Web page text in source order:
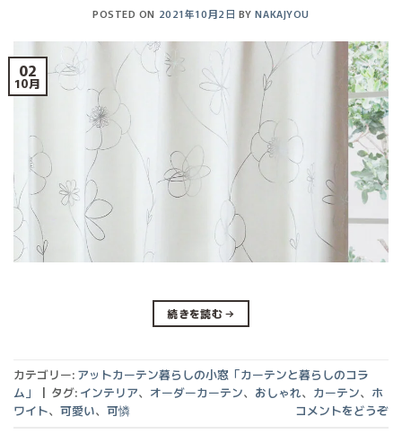
POSTED ON 2021年10月2日 BYNAKAJYOU
02
10月
続きを読む→
カテゴリー: アットカーテン暮らしの小窓「カーテンと暮らしのコラ
ム」
| タグ: インテリア、 オーダーカーテン、 おしゃれ、 カーテン、 ホ
ワイト、 可愛い、 可憐 コメントをどうぞ